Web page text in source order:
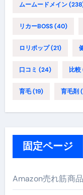
ムームードメイン
リカーBOSS(40)
ロリポップ(21)
口コミ (24) 比較
育毛(19) 育毛剤
固定ページ
Amazon売れ筋商